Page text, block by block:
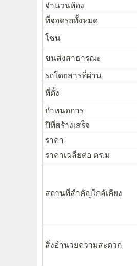
จำนวนห้อง
ที่จอดรถทั้งหมด
โซน
ขนส่งสาธารณะ
รถโดยสารที่ผ่าน
ที่ตั้ง
กำหนดการ
ปีที่สร้างเสร็จ
ราคา
ราคาเฉลี่ยต่อ ตร.ม
สถานที่สำคัญใกล้เคียง
สิ่งอำนวยความสะดวก